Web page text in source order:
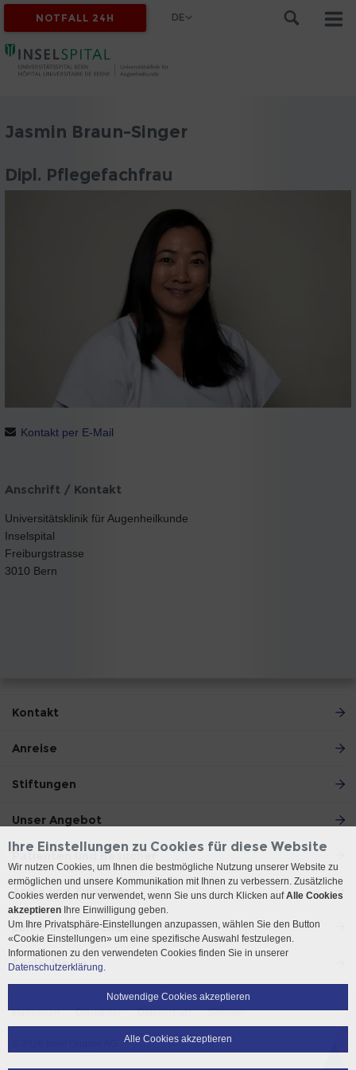
NOTFALL 24H DE
Jasmin Braun-Singer
Dipl. Pflegefachfrau
Kontakt per E-Mail
Anschrift / Kontakt
Universitätsklinik für Augenheilkunde
Inselspital
Freiburgstrasse
3010 Bern
Kontakt
Anreise
Stiftungen
Unser Angebot
Patienten und Besucher
Ärzte und Zuweiser
Lehre und Forschung
Social Media
Impressum Disclaimer Datenschutz Sitemap
Ihre Einstellungen zu Cookies für diese Website
Wir nutzen Cookies, um Ihnen die bestmögliche Nutzung unserer Website zu
ermöglichen und unsere Kommunikation mit Ihnen zu verbessern. Zusätzliche
Cookies werden nur verwendet, wenn Sie uns durch Klicken aufAlle Cookies
akzeptieren Ihre Einwilligung geben.
Um Ihre Privatsphäre-Einstellungen anzupassen, wählen Sie den Button
«Cookie Einstellungen» um eine spezifische Auswahl festzulegen.
Informationen zu den verwendeten Cookies finden Sie in unserer
Datenschutzerklärung.
Notwendige Cookies akzeptieren
Alle Cookies akzeptieren